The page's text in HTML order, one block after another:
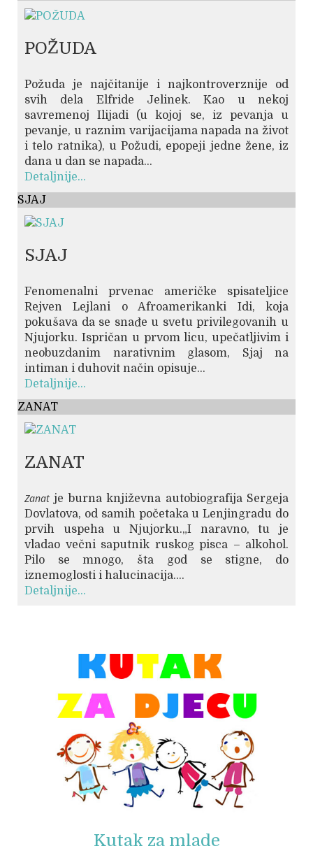
POŽUDA
Požuda je najčitanije i najkontroverznije od
svih dela Elfride Jelinek. Kao u nekoj
savremenoj Ilijadi (u kojoj se, iz pevanja u
pevanje, u raznim varijacijama napada na život
i telo ratnika), u Požudi, epopeji jedne žene, iz
dana u dan se napada...
Detaljnije...
SJAJ
SJAJ
Fenomenalni prvenac američke spisateljice
Rejven Lejlani o Afroamerikanki Idi, koja
pokušava da se snađe u svetu privilegovanih u
Njujorku. Ispričan u prvom licu, upečatljivim i
neobuzdanim narativnim glasom, Sjaj na
intiman i duhovit način opisuje...
Detaljnije...
ZANAT
ZANAT
Zanat je burna književna autobiografija Sergeja
Dovlatova, od samih početaka u Lenjingradu do
prvih uspeha u Njujorku.„I naravno, tu je
vladao večni saputnik ruskog pisca – alkohol.
Pilo se mnogo, šta god se stigne, do
iznemoglosti i halucinacija....
Detaljnije...
Kutak za mlade